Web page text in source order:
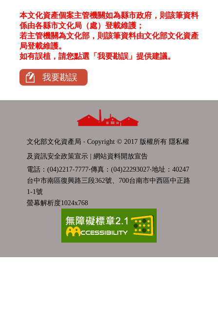
本文化資產個案主管機關如為縣市政府，則該筆資料
係由各縣市文化局（處）登載維護；
若主管機關為文化部，則該筆資料由文化部文化資產
局登載維護。
如有誤植，請您點選「我要勘誤」提供建議。
我要勘誤
文化部文化資產局 ‧ Copyright © 2017 版權所有 隱私權
及資訊安全政策宣示 | 網站資料開放宣告
電話：(04)2217-7777‧傳真：(04)22293027‧地址：40247
台中市南區復興路三段362號、700台南市中西區中正路
1-1號
螢幕解析度1024x768